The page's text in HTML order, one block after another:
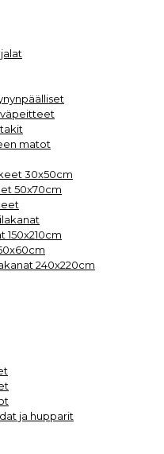
matot
30x50cm
50x70cm
150x210cm
240x220cm
ja hupparit